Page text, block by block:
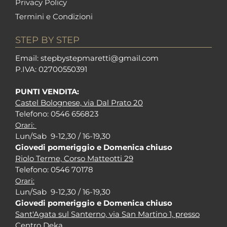
Privacy Policy
Termini e Condizioni
STEP BY STEP
Email: stepbystepmaretti@gmail.com
P.IVA: 02700550391
PUNTI VENDITA:
Castel Bolognese, via Dal Prato 20
Telefono: 0546 656823
Orari:
Lun/Sab 9-12,30 / 16-19,30
Giovedi pomeriggio e Domenica chiuso
Riolo Terme, Corso Matteotti 29
Telefono: 0546 70178
Orari:
Lun/Sab 9-12,30 / 16-19,30
Giovedi pomeriggio e Domenica chiuso
Sant'Agata sul Santerno, via San Martino 1, presso